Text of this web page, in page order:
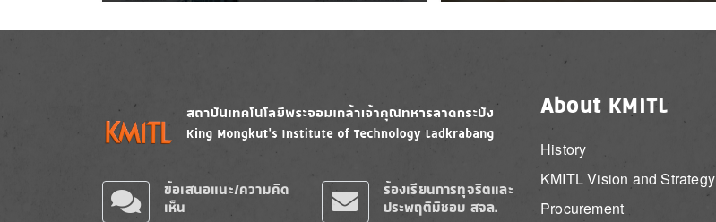
Image Image
ข้อเสนอแนะ/ความคิด
เห็น
ร้องเรียนการทุจริตและ
ประพฤติมิชอบ สจล.
About KMITL
History
KMITL Vision and Strategy
Procurement